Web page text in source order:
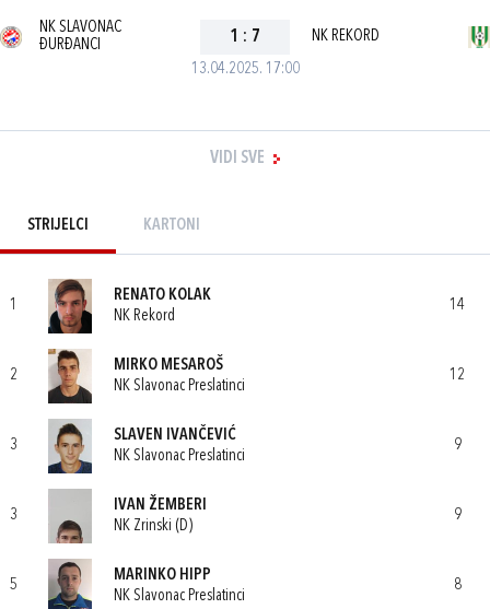
13.04.2025. 17:00
NK SLAVONAC
ĐURĐANCI
1 : 7 NK REKORD
VIDI SVE
STRIJELCI KARTONI
1
RENATO KOLAK
NK Rekord
14
2
MIRKO MESAROŠ
NK Slavonac Preslatinci
12
3
SLAVEN IVANČEVIĆ
NK Slavonac Preslatinci
9
3
IVAN ŽEMBERI
NK Zrinski (D)
9
5
MARINKO HIPP
NK Slavonac Preslatinci
8